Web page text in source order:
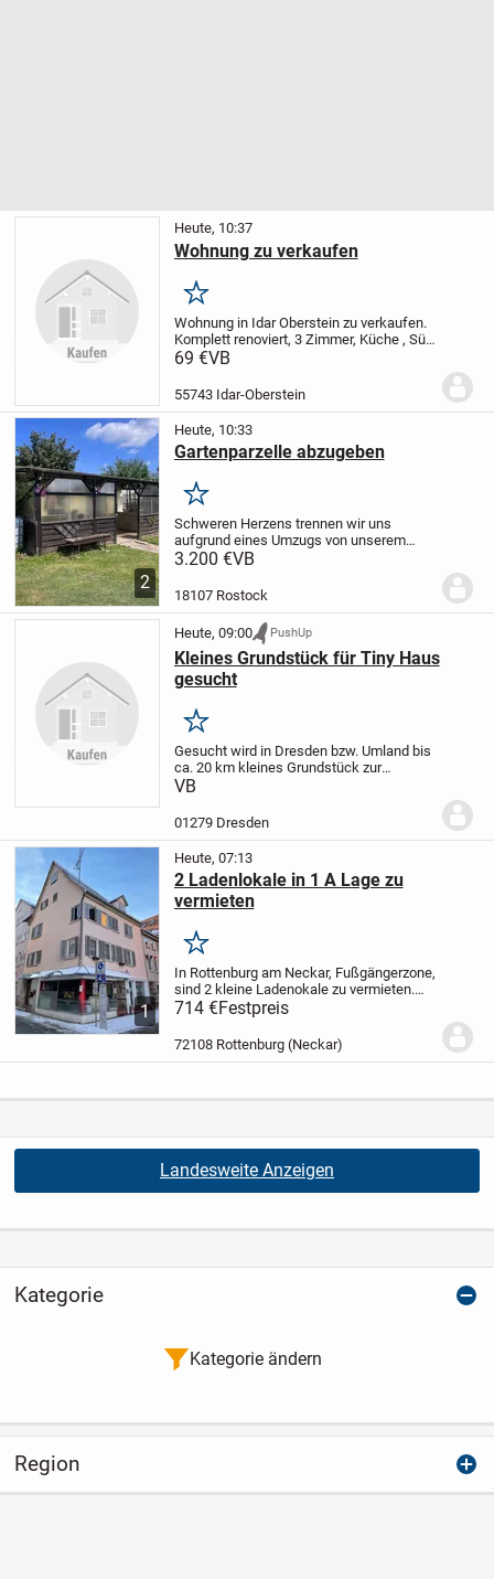
Heute, 10:37
Wohnung zu verkaufen
Merken
Wohnung in Idar Oberstein zu verkaufen.
Komplett renoviert, 3 Zimmer, Küche , Süd
Balkon, Bad, sehr gute Bus Verbindung,
Eigentümer zu verkaufen.
69 €VB
55743 Idar-Oberstein
2
Heute, 10:33
Gartenparzelle abzugeben
Merken
Schweren Herzens trennen wir uns
aufgrund eines Umzugs von unserem
geliebten Garten, der uns viele schöne
uns, dass dieses kleine Stück Grün
in liebevolle Hände...
3.200 €VB
18107 Rostock
Heute, 09:00 PushUp
Kleines Grundstück für Tiny Haus
gesucht
Merken
Gesucht wird in Dresden bzw. Umland bis
ca. 20 km kleines Grundstück zur
Pacht/Miete/Kauf für Stellung eines Tiny
VB
01279 Dresden
1
Heute, 07:13
2 Ladenlokale in 1 A Lage zu
vermieten
Merken
In Rottenburg am Neckar, Fußgängerzone,
sind 2 kleine Ladenokale zu vermieten.
Laden 1 MK hat 2 große Schaufenster, ca.
30 qm Nutzfläche, Waschbecken,
Nachtspeicherheizung. Ladenlokal 2 M
714 €Festpreis
72108 Rottenburg (Neckar)
Landesweite Anzeigen
Kategorie
Kategorie ändern
Region